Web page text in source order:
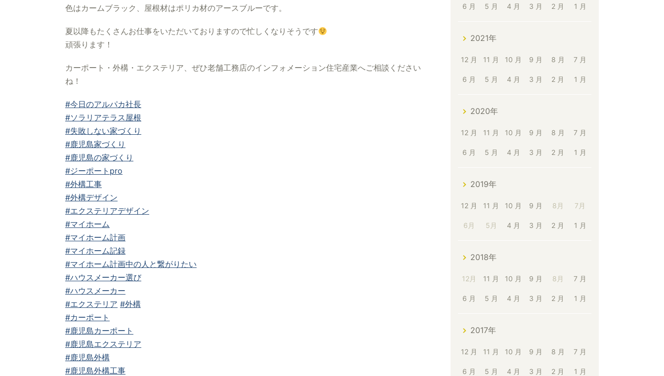
色はカームブラック、屋根材はポリカ材のアースブルーです。
夏以降もたくさんお仕事をいただいておりますので忙しくなりそうです
頑張ります！
カーポート・外構・エクステリア、ぜひ老舗工務店のインフォメーション住宅産業へご相談ください
ね！
#今日のアルパカ社長
#ソラリアテラス屋根
#失敗しない家づくり
#鹿児島家づくり
#鹿児島の家づくり
#ジーポートpro
#外構工事
#外構デザイン
#エクステリアデザイン
#マイホーム
#マイホーム計画
#マイホーム記録
#マイホーム計画中の人と繋がりたい
#ハウスメーカー選び
#ハウスメーカー
#エクステリア #外構
#カーポート
#鹿児島カーポート
#鹿児島エクステリア
#鹿児島外構
#鹿児島外構工事
6 月 5 月 4 月 3 月 2 月 1 月
2021年
12 月 11 月 10 月 9 月 8 月 7 月
6 月 5 月 4 月 3 月 2 月 1 月
2020年
12 月 11 月 10 月 9 月 8 月 7 月
6 月 5 月 4 月 3 月 2 月 1 月
2019年
12 月 11 月 10 月 9 月 8月 7月
6月 5月 4 月 3 月 2 月 1 月
2018年
12月 11 月 10 月 9 月 8月 7 月
6 月 5 月 4 月 3 月 2 月 1 月
2017年
12 月 11 月 10 月 9 月 8 月 7 月
6 月 5 月 4 月 3 月 2 月 1 月